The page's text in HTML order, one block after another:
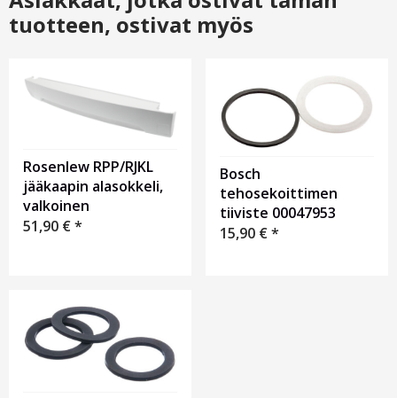
tuotteen, ostivat myös
Rosenlew RPP/RJKL
jääkaapin alasokkeli,
valkoinen
51,90 €*
Bosch
tehosekoittimen
tiiviste 00047953
15,90 €*